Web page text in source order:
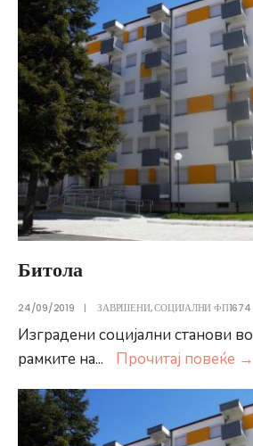
Битола
24/09/2019 | ЗАВРШЕНИ,СОЦИЈАЛНИ ФП1674
Изградени социјални станови
рамките на... Прочитај повеќе →